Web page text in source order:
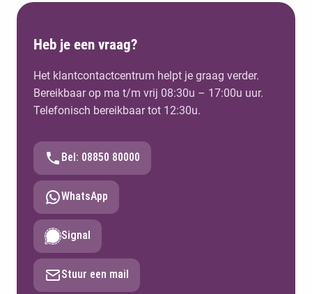
Heb je een vraag?
Het klantcontactcentrum helpt je graag verder.
Bereikbaar op ma t/m vrij 08:30u – 17:00u uur.
Telefonisch bereikbaar tot 12:30u.
Bel: 08850 80000
WhatsApp
Signal
Stuur een mail